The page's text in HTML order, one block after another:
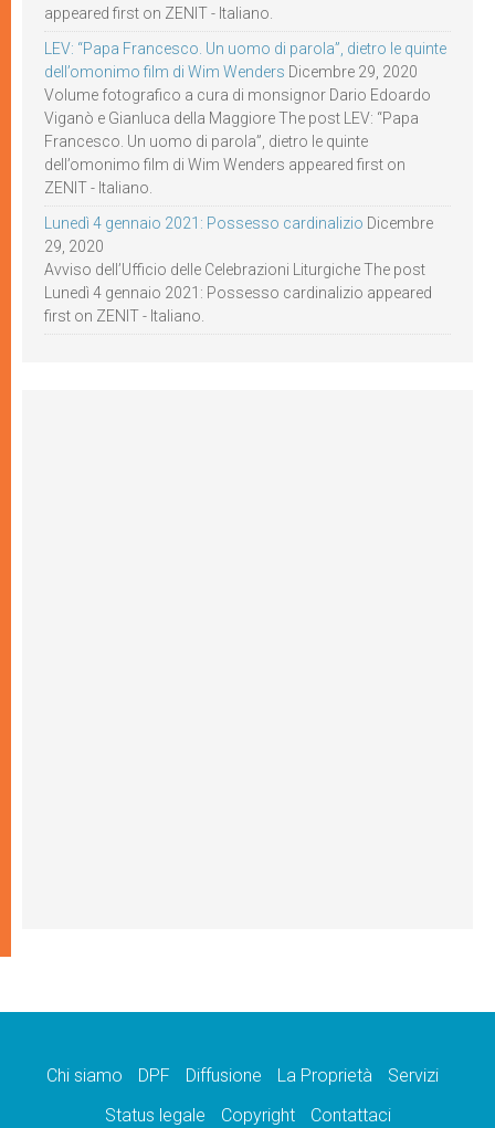
appeared first on ZENIT - Italiano.
LEV: “Papa Francesco. Un uomo di parola”, dietro le quinte
dell’omonimo film di Wim Wenders Dicembre 29, 2020
Volume fotografico a cura di monsignor Dario Edoardo
Viganò e Gianluca della Maggiore The post LEV: “Papa
Francesco. Un uomo di parola”, dietro le quinte
dell’omonimo film di Wim Wenders appeared first on
ZENIT - Italiano.
Lunedì 4 gennaio 2021: Possesso cardinalizio Dicembre
29, 2020
Avviso dell’Ufficio delle Celebrazioni Liturgiche The post
Lunedì 4 gennaio 2021: Possesso cardinalizio appeared
first on ZENIT - Italiano.
Chi siamo DPF Diffusione La Proprietà
Servizi
Status legale
Copyright Contattaci